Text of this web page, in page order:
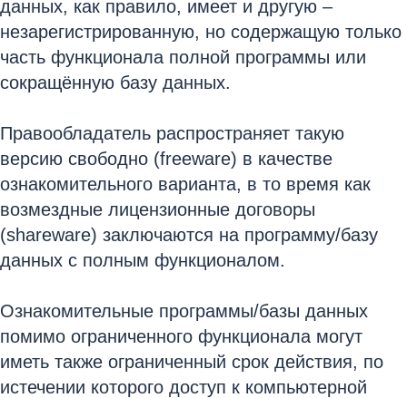
данных, как правило, имеет и другую –
незарегистрированную, но содержащую только
часть функционала полной программы или
сокращённую базу данных.
Правообладатель распространяет такую
версию свободно (freeware) в качестве
ознакомительного варианта, в то время как
возмездные лицензионные договоры
(shareware) заключаются на программу/базу
данных с полным функционалом.
Ознакомительные программы/базы данных
помимо ограниченного функционала могут
иметь также ограниченный срок действия, по
истечении которого доступ к компьютерной